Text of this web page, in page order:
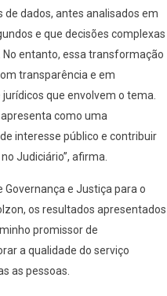
dados, antes analisados em
e que decisões complexas
entanto, essa transformação
transparência e em
que envolvem o tema.
apresenta como uma
interesse público e contribuir
Judiciário”, afirma.
Governança e Justiça para o
os resultados apresentados
promissor de
a qualidade do serviço
as pessoas.